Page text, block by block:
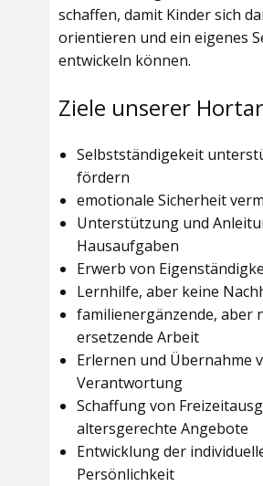
schaffen, damit Kinder sich
orientieren und ein eigenes
entwickeln können.
Ziele unserer
Selbstständigekeit
fördern
emotionale Sicherheit
Unterstützung und
Hausaufgaben
Erwerb von
Lernhilfe, aber keine
familienergänzende, aber
ersetzende Arbeit
Erlernen und Übernahme
Verantwortung
Schaffung von
altersgerechte Angebote
Entwicklung der
Persönlichkeit